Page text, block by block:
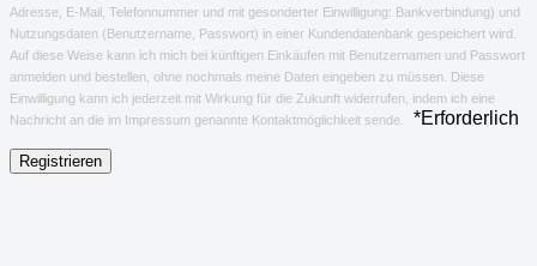
Adresse, E-Mail, Telefonnummer und mit gesonderter Einwilligung: Bankverbindung) und
Nutzungsdaten (Benutzername, Passwort) in einer Kundendatenbank gespeichert wird.
Auf diese Weise kann ich mich bei künftigen Einkäufen mit Benutzernamen und Passwort
anmelden und bestellen, ohne nochmals meine Daten eingeben zu müssen. Diese
Einwilligung kann ich jederzeit mit Wirkung für die Zukunft widerrufen, indem ich eine
Nachricht an die im Impressum genannte Kontaktmöglichkeit sende.
*Erforderlich
Registrieren